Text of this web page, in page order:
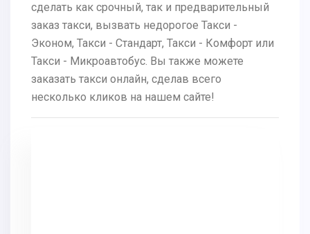
сделать как срочный, так и предварительный
заказ такси, вызвать недорогое Такси -
Эконом, Такси - Стандарт, Такси - Комфорт или
Такси - Микроавтобус. Вы также можете
заказать такси онлайн, сделав всего
несколько кликов на нашем сайте!